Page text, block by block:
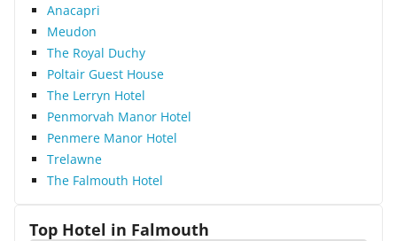
Anacapri
Meudon
The Royal Duchy
Poltair Guest House
The Lerryn Hotel
Penmorvah Manor Hotel
Penmere Manor Hotel
Trelawne
The Falmouth Hotel
Top Hotel in Falmouth